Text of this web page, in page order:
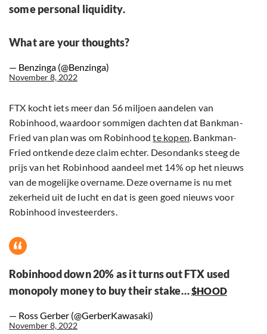
some personal liquidity.
What are your thoughts?
— Benzinga (@Benzinga)
November 8, 2022
FTX kocht iets meer dan 56 miljoen aandelen van
Robinhood, waardoor sommigen dachten dat Bankman-
Fried van plan was om Robinhoodte kopen. Bankman-
Fried ontkende deze claim echter. Desondanks steeg de
prijs van het Robinhood aandeel met 14% op het nieuws
van de mogelijke overname. Deze overname is nu met
zekerheid uit de lucht en dat is geen goed nieuws voor
Robinhood investeerders.
Robinhood down 20% as it turns out FTX used
monopoly money to buy their stake…$HOOD
— Ross Gerber (@GerberKawasaki)
November 8, 2022